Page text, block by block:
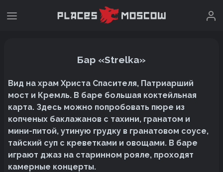
Бар «Strelka»
Вид на храм Христа Спасителя, Патриарший
мост и Кремль. В баре большая коктейльная
карта. Здесь можно попробовать пюре из
копченых баклажанов с тахини, гранатом и
мини-питой, утиную грудку в гранатовом соусе,
тайский суп с креветками и овощами. В баре
играют джаз на старинном рояле, проходят
камерные концерты.